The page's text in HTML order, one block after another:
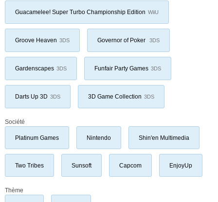
Guacamelee! Super Turbo Championship Edition WiiU
Groove Heaven 3DS Governor of Poker 3DS
Gardenscapes 3DS Funfair Party Games 3DS
Darts Up 3D 3DS 3D Game Collection 3DS
Société
Platinum Games Nintendo Shin'en Multimedia
Two Tribes Sunsoft Capcom EnjoyUp
Thème